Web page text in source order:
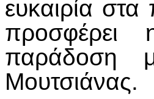
ευκαιρία
προσφέρει
παράδοση
Μουτσιάνας.